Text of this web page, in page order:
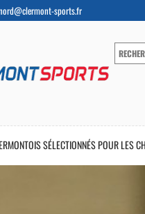
sports.fr
SÉLECTIONNÉS POUR LES